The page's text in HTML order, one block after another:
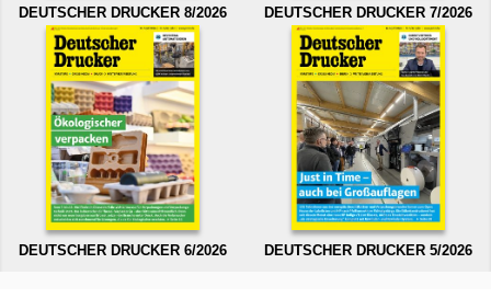
DEUTSCHER DRUCKER 8/2026 DEUTSCHER DRUCKER 7/2026
DEUTSCHER DRUCKER 6/2026 DEUTSCHER DRUCKER 5/2026